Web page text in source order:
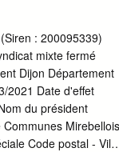
• Voisines
(hors Saints-
collecte, consultez
paires et
Besoin
l’Hôtel de ville - B.P.
savoir plus,
: 200095339)
mixte fermé
Dijon Département
2021 Date d'effet
du président
Mirebellois
Code postal - Ville